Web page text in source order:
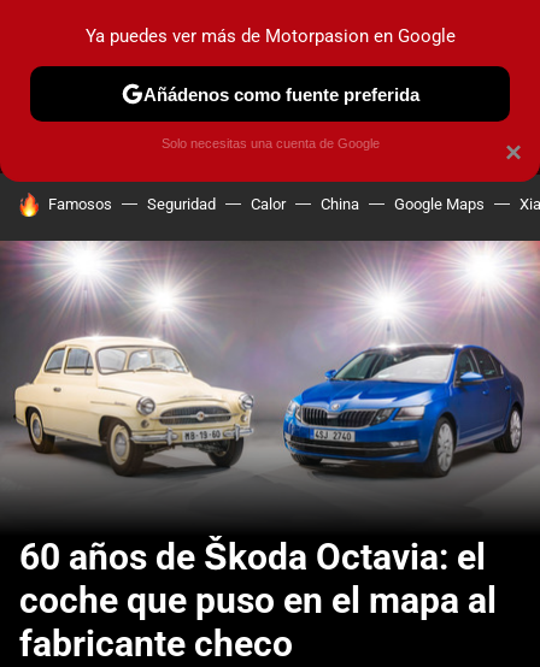
MENÚ NUEVO
COCHES ELÉCTRICOS OBSERVATORIO
HOY SE HABLA DE
Famosos Seguridad Calor China Google Maps
60 años de Škoda Octavia: el
coche que puso en el mapa al
fabricante checo
×
Ya puedes ver más de Motorpasion en Google
Añádenos como fuente preferida
Solo necesitas una cuenta de Google